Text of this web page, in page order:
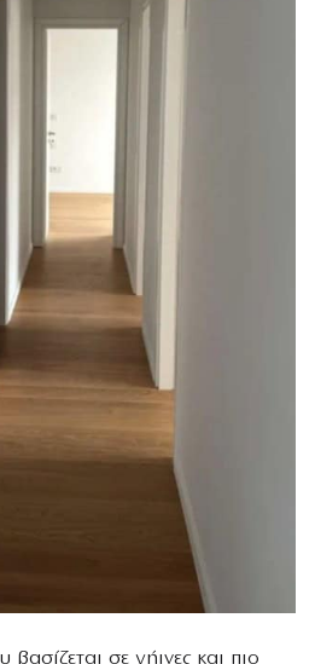
σε γήινες και πιο